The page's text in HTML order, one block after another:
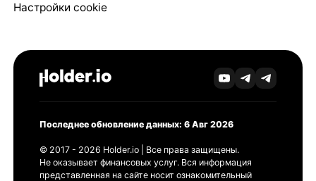
Настройки cookie
Последнее обновление данных: 6 Авг 2026
© 2017 - 2026 Holder.io | Все права защищены.
Не оказывает финансовых услуг. Вся информация
представленная на сайте носит ознакомительный